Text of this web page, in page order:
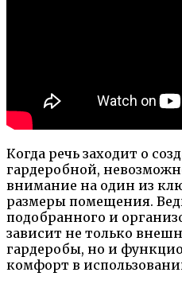
Когда речь заходит о
гардеробной,
внимание на один из
размеры помещения.
подобранного и
зависит не только
гардеробы, но и
комфорт в